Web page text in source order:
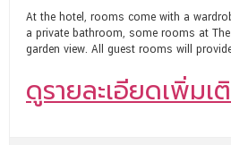
At the hotel, rooms come with a
a private bathroom, some rooms at
garden view. All guest rooms will
ดูรายละเอียดเพิ่มเ